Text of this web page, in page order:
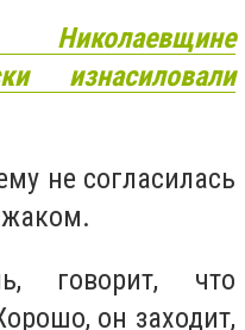
изнасиловали
не согласилась
говорит, что
он заходит,